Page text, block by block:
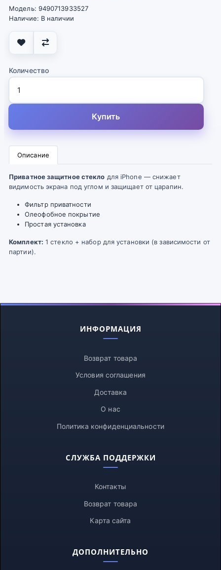
Модель: 9490713933527
Наличие: В наличии
Количество
Купить
Описание
Приватное защитное стекло для iPhone — снижает
видимость экрана под углом и защищает от царапин.
Фильтр приватности
Олеофобное покрытие
Простая установка
Комплект: 1 стекло + набор для установки (в зависимости от
партии).
ИНФОРМАЦИЯ
Возврат товара
Условия соглашения
Доставка
О нас
Политика конфиденциальности
СЛУЖБА ПОДДЕРЖКИ
Контакты
Возврат товара
Карта сайта
ДОПОЛНИТЕЛЬНО